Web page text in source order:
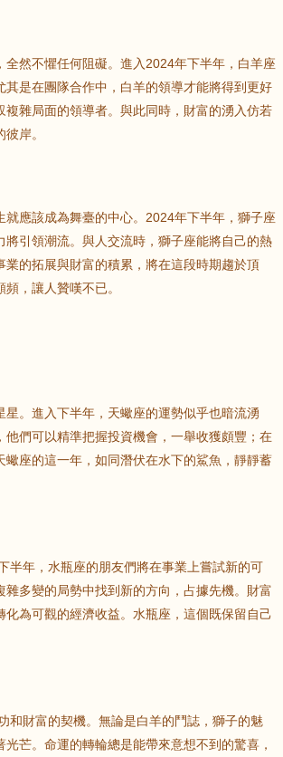
然不懼任何阻礙。進入2024年下半年，白羊座
是在團隊合作中，白羊的領導才能將得到更好
雜局面的領導者。與此同時，財富的湧入仿若
岸。
應該成為舞臺的中心。2024年下半年，獅子座
引領潮流。與人交流時，獅子座能將自己的熱
的拓展與財富的積累，將在這段時期趨於頂
，讓人贊嘆不已。
。進入下半年，天蠍座的運勢似乎也暗流湧
們可以精準把握投資機會，一舉收獲頗豐；在
座的這一年，如同潛伏在水下的鯊魚，靜靜蓄
半年，水瓶座的朋友們將在事業上嘗試新的可
多變的局勢中找到新的方向，占據先機。財富
為可觀的經濟收益。水瓶座，這個既保留自己
和財富的契機。無論是白羊的鬥誌，獅子的魅
芒。命運的轉輪總是能帶來意想不到的驚喜，
鼠 牛 虎
龍 蛇 馬